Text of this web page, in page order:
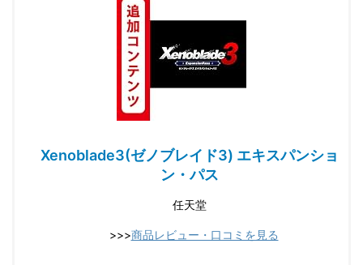
Xenoblade3(ゼノブレイド3) エキスパンショ
ン・パス
任天堂
>>>商品レビュー・口コミを見る